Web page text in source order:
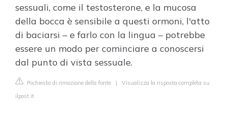
sessuali, come il testosterone, e la mucosa
della bocca è sensibile a questi ormoni, l'atto
di baciarsi – e farlo con la lingua – potrebbe
essere un modo per cominciare a conoscersi
dal punto di vista sessuale.
Richiesta di rimozione della fonte | Visualizza la risposta completa su
ilpost.it